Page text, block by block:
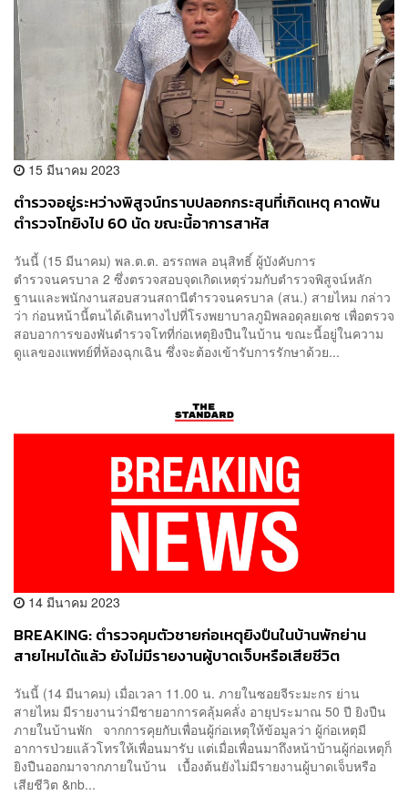
15 มีนาคม 2023
ตำรวจอยู่ระหว่างพิสูจน์ทราบปลอกกระสุนที่เกิดเหตุ คาดพัน
ตำรวจโทยิงไป 60 นัด ขณะนี้อาการสาหัส
วันนี้ (15 มีนาคม) พล.ต.ต. อรรถพล อนุสิทธิ์ ผู้บังคับการ
ตำรวจนครบาล 2 ซึ่งตรวจสอบจุดเกิดเหตุร่วมกับตำรวจพิสูจน์หลัก
ฐานและพนักงานสอบสวนสถานีตำรวจนครบาล (สน.) สายไหม กล่าว
ว่า ก่อนหน้านี้ตนได้เดินทางไปที่โรงพยาบาลภูมิพลอดุลยเดช เพื่อตรวจ
สอบอาการของพันตำรวจโทที่ก่อเหตุยิงปืนในบ้าน ขณะนี้อยู่ในความ
ดูแลของแพทย์ที่ห้องฉุกเฉิน ซึ่งจะต้องเข้ารับการรักษาด้วย...
14 มีนาคม 2023
BREAKING: ตำรวจคุมตัวชายก่อเหตุยิงปืนในบ้านพักย่าน
สายไหมได้แล้ว ยังไม่มีรายงานผู้บาดเจ็บหรือเสียชีวิต
วันนี้ (14 มีนาคม) เมื่อเวลา 11.00 น. ภายในซอยจีระมะกร ย่าน
สายไหม มีรายงานว่ามีชายอาการคลุ้มคลั่ง อายุประมาณ 50 ปี ยิงปืน
ภายในบ้านพัก จากการคุยกับเพื่อนผู้ก่อเหตุให้ข้อมูลว่า ผู้ก่อเหตุมี
อาการป่วยแล้วโทรให้เพื่อนมารับ แต่เมื่อเพื่อนมาถึงหน้าบ้านผู้ก่อเหตุก็
ยิงปืนออกมาจากภายในบ้าน เบื้องต้นยังไม่มีรายงานผู้บาดเจ็บหรือ
เสียชีวิต &nb...